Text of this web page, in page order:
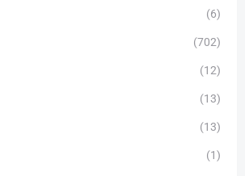
(6)
(702)
(12)
(13)
(13)
(1)